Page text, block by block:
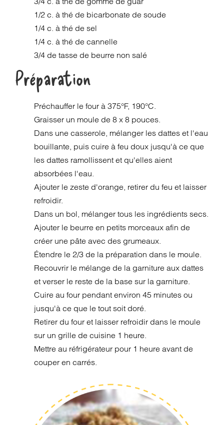
1/2 c. à thé de bicarbonate de soude
1/4 c. à thé de sel
1/4 c. à thé de cannelle
3/4 de tasse de beurre non salé
Préparation
Préchauffer le four à 375°F, 190°C.
Graisser un moule de 8 x 8 pouces.
Dans une casserole, mélanger les dattes et l'eau
bouillante, puis cuire à feu doux jusqu'à ce que
les dattes ramollissent et qu'elles aient
absorbées l'eau.
Ajouter le zeste d'orange, retirer du feu et laisser
refroidir.
Dans un bol, mélanger tous les ingrédients secs.
Ajouter le beurre en petits morceaux afin de
créer une pâte avec des grumeaux.
Étendre le 2/3 de la préparation dans le moule.
Recouvrir le mélange de la garniture aux dattes
et verser le reste de la base sur la garniture.
Cuire au four pendant environ 45 minutes ou
jusqu'à ce que le tout soit doré.
Retirer du four et laisser refroidir dans le moule
sur un grille de cuisine 1 heure.
Mettre au réfrigérateur pour 1 heure avant de
couper en carrés.